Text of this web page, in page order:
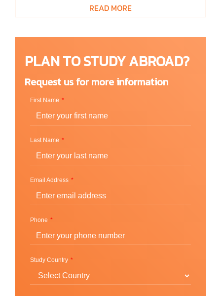
แต่ละคลาสจะมีนักศึกษาโดยเฉลี่ยอยู่ที่ 13-16 คนต่อ
ห้องเรียน เพื่อให้อาจารย์ที่ปรึกษาของวิชานั้นได้ให้คำ
ตรวจสอบคุณภาพการศึกษาชั้นนำหลาย ๆ ที่ของโลก ไม่
ว่าจะเป็นจาก New England Commission of Higher
Education (NECHE), AACSB for Accounting and
Taxation, Joint Review Committee on Education in
Radiologic Technology, Network of Schools of Public
Policy, Affairs and Administration, National Association
of Schools of Art and Design และ American
Psychological Association เป็นต้น
ไม่ว่าจะเป็นการเรียนแลกเปลี่ยนในต่างประเทศที่ Suffolk
เปลี่ยนได้ เพื่อให้นักศึกษาได้มีความพร้อมในการสัมผัส
วัฒนธรรมอื่น ๆ เพิ่มเติม
READ MORE
PLAN TO STUDY ABROAD?
Request us for more information
First Name
Last Name
Email Address
Phone
Study Country